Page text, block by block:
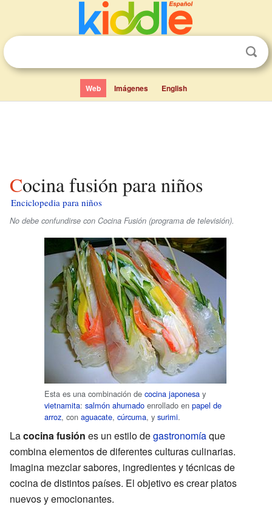
Web Imágenes English
Cocina fusión para niños
Enciclopedia para niños
No debe confundirse con Cocina Fusión (programa de televisión).
Esta es una combinación de cocina japonesa y
vietnamita: salmón ahumado enrollado en papel de
arroz, con aguacate, cúrcuma, y surimi.
Lacocina fusión es un estilo degastronomíaque
combina elementos de diferentes culturas culinarias.
Imagina mezclar sabores, ingredientes y técnicas de
cocina de distintos países. El objetivo es crear platos
nuevos y emocionantes.